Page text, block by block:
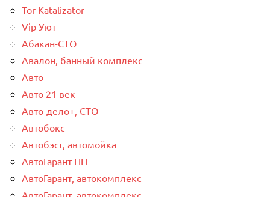
Tor Katalizator
Vip Уют
Абакан-СТО
Авалон, банный комплекс
Авто
Авто 21 век
Авто-дело+, СТО
Автобокс
Автобэст, автомойка
АвтоГарант НН
АвтоГарант, автокомплекс